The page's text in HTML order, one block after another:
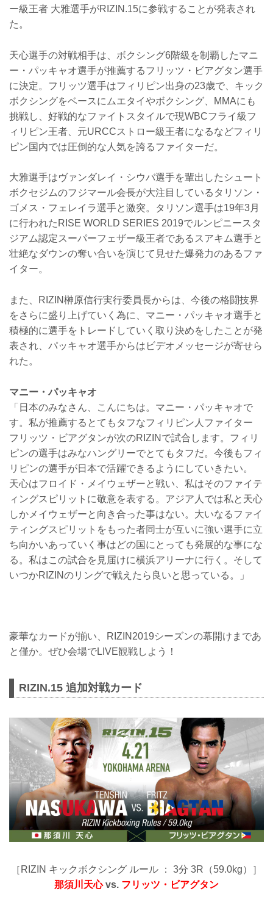
ー級王者 大雅選手がRIZIN.15に参戦することが発表され
た。
天心選手の対戦相手は、ボクシング6階級を制覇したマニ
ー・パッキャオ選手が推薦するフリッツ・ビアグタン選手
に決定。フリッツ選手はフィリピン出身の23歳で、キック
ボクシングをベースにムエタイやボクシング、MMAにも
挑戦し、好戦的なファイトスタイルで現WBCフライ級フ
ィリピン王者、元URCCストロー級王者になるなどフィリ
ピン国内では圧倒的な人気を誇るファイターだ。
大雅選手はヴァンダレイ・シウバ選手を輩出したシュート
ボクセジムのフジマール会長が大注目しているタリソン・
ゴメス・フェレイラ選手と激突。タリソン選手は19年3月
に行われたRISE WORLD SERIES 2019でルンピニースタ
ジアム認定スーパーフェザー級王者であるスアキム選手と
壮絶なダウンの奪い合いを演じて見せた爆発力のあるファ
イター。
また、RIZIN榊原信行実行委員長からは、今後の格闘技界
をさらに盛り上げていく為に、マニー・パッキャオ選手と
積極的に選手をトレードしていく取り決めをしたことが発
表され、パッキャオ選手からはビデオメッセージが寄せら
れた。
マニー・パッキャオ
「日本のみなさん、こんにちは。マニー・パッキャオで
す。私が推薦するとてもタフなフィリピン人ファイター
フリッツ・ビアグタンが次のRIZINで試合します。フィリ
ピンの選手はみなハングリーでとてもタフだ。今後もフィ
リピンの選手が日本で活躍できるようにしていきたい。
天心はフロイド・メイウェザーと戦い、私はそのファイテ
ィングスピリットに敬意を表する。アジア人では私と天心
しかメイウェザーと向き合った事はない。大いなるファイ
ティングスピリットをもった者同士が互いに強い選手に立
ち向かいあっていく事はどの国にとっても発展的な事にな
る。私はこの試合を見届けに横浜アリーナに行く。そして
いつかRIZINのリングで戦えたら良いと思っている。」
豪華なカードが揃い、RIZIN2019シーズンの幕開けまであ
と僅か。ぜひ会場でLIVE観戦しよう！
RIZIN.15 追加対戦カード
［RIZIN キックボクシング ルール ： 3分 3R（59.0kg）］
那須川天心vs. フリッツ・ビアグタン